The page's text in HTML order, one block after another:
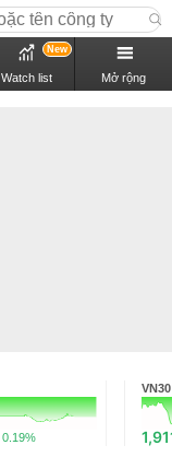
Watch list
New
Mở rộng
0.19%
VN30